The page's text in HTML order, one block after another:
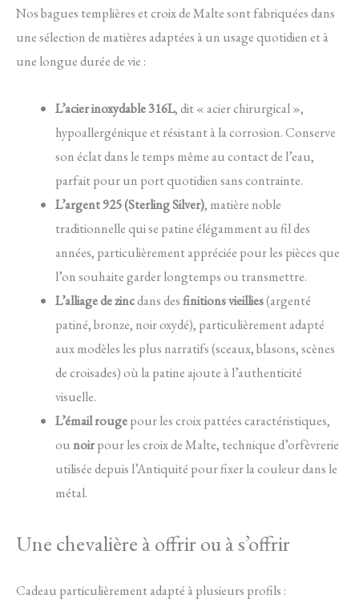
Nos bagues templières et croix de Malte sont fabriquées dans
une sélection de matières adaptées à un usage quotidien et à
une longue durée de vie :
L’acier inoxydable 316L, dit « acier chirurgical »,
hypoallergénique et résistant à la corrosion. Conserve
son éclat dans le temps même au contact de l’eau,
parfait pour un port quotidien sans contrainte.
L’argent 925 (Sterling Silver), matière noble
traditionnelle qui se patine élégamment au fil des
années, particulièrement appréciée pour les pièces que
l’on souhaite garder longtemps ou transmettre.
L’alliage de zincdans desfinitions vieillies(argenté
patiné, bronze, noir oxydé), particulièrement adapté
aux modèles les plus narratifs (sceaux, blasons, scènes
de croisades) où la patine ajoute à l’authenticité
visuelle.
L’émail rougepour les croix pattées caractéristiques,
ounoirpour les croix de Malte, technique d’orfèvrerie
utilisée depuis l’Antiquité pour fixer la couleur dans le
métal.
Une chevalière à offrir ou à s’offrir
Cadeau particulièrement adapté à plusieurs profils :